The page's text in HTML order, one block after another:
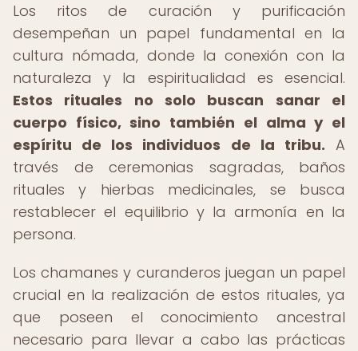
Los ritos de curación y purificación
desempeñan un papel fundamental en la
cultura nómada, donde la conexión con la
naturaleza y la espiritualidad es esencial.
Estos rituales no solo buscan sanar el
cuerpo físico, sino también el alma y el
espíritu de los individuos de la tribu. A
través de ceremonias sagradas, baños
rituales y hierbas medicinales, se busca
restablecer el equilibrio y la armonía en la
persona.
Los chamanes y curanderos juegan un papel
crucial en la realización de estos rituales, ya
que poseen el conocimiento ancestral
necesario para llevar a cabo las prácticas